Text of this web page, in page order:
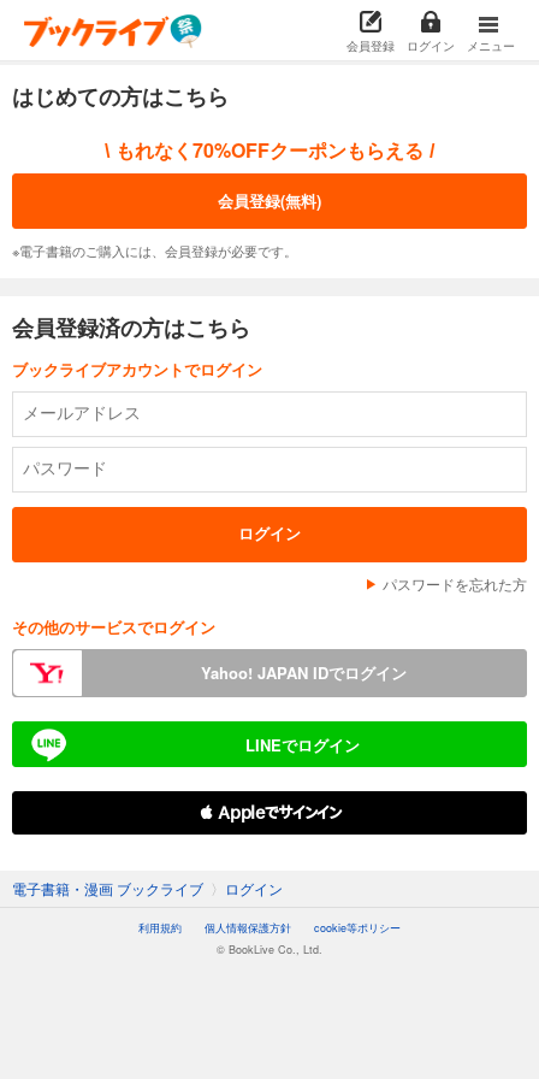
会員登録 ログイン メニュー
はじめての方はこちら
\ もれなく70%OFFクーポンもらえる /
会員登録(無料)
※電子書籍のご購入には、会員登録が必要です。
会員登録済の方はこちら
ブックライブアカウントでログイン
パスワードを忘れた方
その他のサービスでログイン
Yahoo! JAPAN IDでログイン
LINEでログイン
 Appleでサインイン
電子書籍・漫画 ブックライブ 〉 ログイン
利用規約 個人情報保護方針
cookie等ポリシー
© BookLive Co., Ltd.